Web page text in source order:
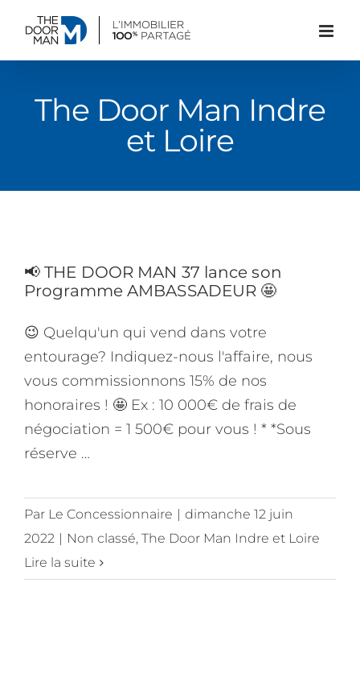
contenu
The Door Man Indre
et Loire
📢 THE DOOR MAN 37 lance son
Programme AMBASSADEUR 🤩
😉 Quelqu'un qui vend dans votre
entourage? Indiquez-nous l'affaire, nous
vous commissionnons 15% de nos
honoraires ! 🤩 Ex : 10 000€ de frais de
négociation = 1 500€ pour vous ! * *Sous
réserve …
Par Le Concessionnaire | dimanche 12 juin
2022 | Non classé, The Door Man Indre et Loire
Lire la suite